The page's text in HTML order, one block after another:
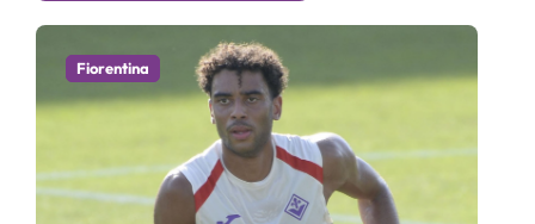
Fiorentina